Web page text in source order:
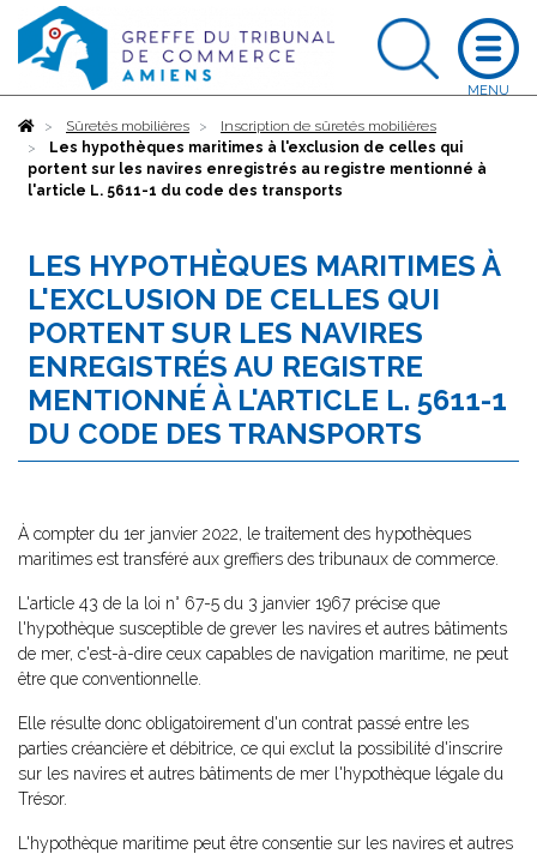
AccueilSûretés mobilières
Inscription de sûretés mobilières
Les hypothèques maritimes à l'exclusion de celles qui
portent sur les navires enregistrés au registre mentionné à
l'article L. 5611-1 du code des transports
LES HYPOTHÈQUES MARITIMES À
L'EXCLUSION DE CELLES QUI
PORTENT SUR LES NAVIRES
ENREGISTRÉS AU REGISTRE
MENTIONNÉ À L'ARTICLE L. 5611-1
DU CODE DES TRANSPORTS
À compter du 1er janvier 2022, le traitement des hypothèques
maritimes est transféré aux greffiers des tribunaux de commerce.
L'article 43 de la loi n° 67-5 du 3 janvier 1967 précise que
l'hypothèque susceptible de grever les navires et autres bâtiments
de mer, c'est-à-dire ceux capables de navigation maritime, ne peut
être que conventionnelle.
Elle résulte donc obligatoirement d'un contrat passé entre les
parties créancière et débitrice, ce qui exclut la possibilité d'inscrire
sur les navires et autres bâtiments de mer l'hypothèque légale du
Trésor.
L'hypothèque maritime peut être consentie sur les navires et autres